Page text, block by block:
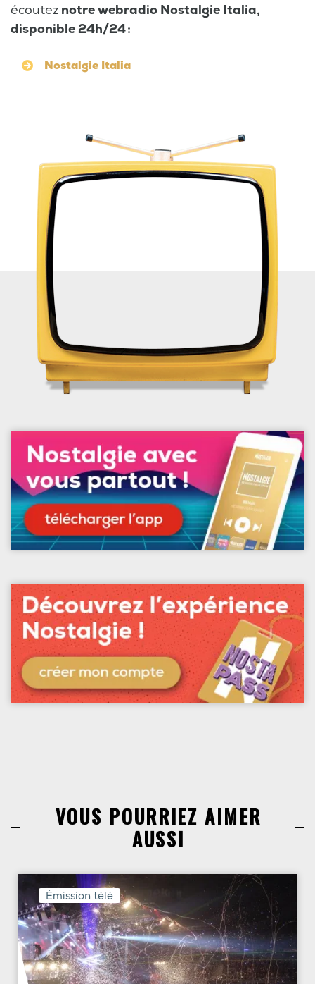
écoutez notre webradio Nostalgie Italia,
disponible 24h/24 :
Nostalgie Italia
VOUS POURRIEZ AIMER
AUSSI
Émission télé